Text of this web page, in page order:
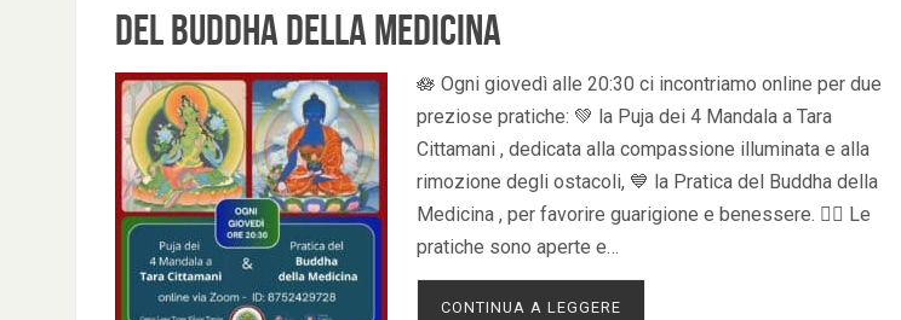
del Buddha della Medicina
🪷 Ogni giovedì alle 20:30 ci incontriamo online per due
preziose pratiche: 💚 la Puja dei 4 Mandala a Tara
Cittamani , dedicata alla compassione illuminata e alla
rimozione degli ostacoli, 💙 la Pratica del Buddha della
Medicina , per favorire guarigione e benessere. 🧘‍♀ Le
pratiche sono aperte e…
CONTINUA A LEGGERE